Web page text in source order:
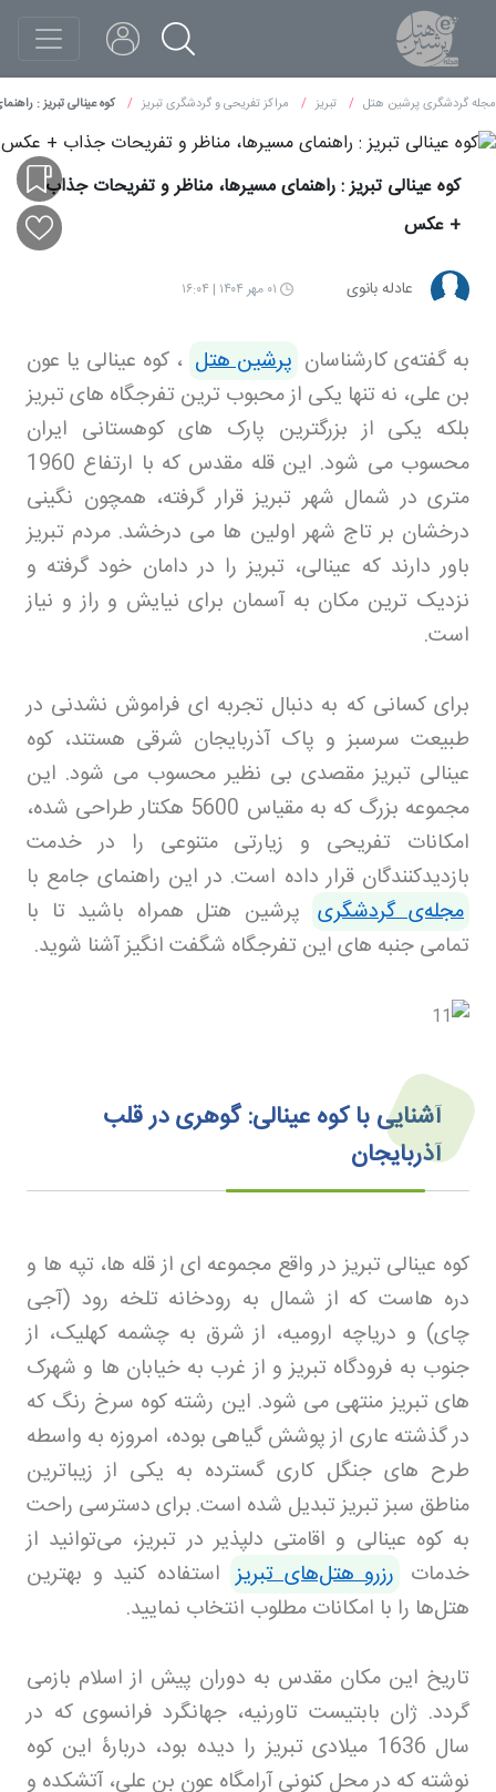
مجله گردشگری پرشین هتل تبریز مراکز تفریحی و گردشگری تبریز کوه عینالی تبریز :
کوه عینالی تبریز : راهنمای مسیرها، مناظر و تفریحات جذاب
+ عکس
عادله بانوی ۰۱ مهر ۱۴۰۴ | ۱۶:۰۴
به گفته‌ی کارشناسان پرشین هتل ، کوه عینالی یا عون
بن علی، نه تنها یکی از محبوب ترین تفرجگاه های تبریز
بلکه یکی از بزرگترین پارک های کوهستانی ایران
محسوب می شود. این قله مقدس که با ارتفاع 1960
متری در شمال شهر تبریز قرار گرفته، همچون نگینی
درخشان بر تاج شهر اولین ها می درخشد. مردم تبریز
باور دارند که عینالی، تبریز را در دامان خود گرفته و
نزدیک ترین مکان به آسمان برای نیایش و راز و نیاز
است.
برای کسانی که به دنبال تجربه ای فراموش نشدنی در
طبیعت سرسبز و پاک آذربایجان شرقی هستند، کوه
عینالی تبریز مقصدی بی نظیر محسوب می شود. این
مجموعه بزرگ که به مقیاس 5600 هکتار طراحی شده،
امکانات تفریحی و زیارتی متنوعی را در خدمت
بازدیدکنندگان قرار داده است. در این راهنمای جامع با
مجله‌ی گردشگری پرشین هتل همراه باشید تا با
تمامی جنبه های این تفرجگاه شگفت انگیز آشنا شوید.
آشنایی با کوه عینالی: گوهری در قلب
آذربایجان
کوه عینالی تبریز در واقع مجموعه ای از قله ها، تپه ها و
دره هاست که از شمال به رودخانه تلخه رود (آجی
چای) و دریاچه ارومیه، از شرق به چشمه کهلیک، از
جنوب به فرودگاه تبریز و از غرب به خیابان ها و شهرک
های تبریز منتهی می شود. این رشته کوه سرخ رنگ که
در گذشته عاری از پوشش گیاهی بوده، امروزه به واسطه
طرح های جنگل کاری گسترده به یکی از زیباترین
مناطق سبز تبریز تبدیل شده است.برای دسترسی راحت
به کوه عینالی و اقامتی دلپذیر در تبریز، می‌توانید از
خدمات رزرو هتل‌های تبریز استفاده کنید و بهترین
هتل‌ها را با امکانات مطلوب انتخاب نمایید.
تاریخ این مکان مقدس به دوران پیش از اسلام بازمی
گردد. ژان بابتیست تاورنیه، جهانگرد فرانسوی که در
سال 1636 میلادی تبریز را دیده بود، دربارۀ این کوه
نوشته که در محل کنونی آرامگاه عون بن علی، آتشکده و